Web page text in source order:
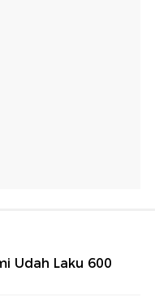
Udah Laku 600